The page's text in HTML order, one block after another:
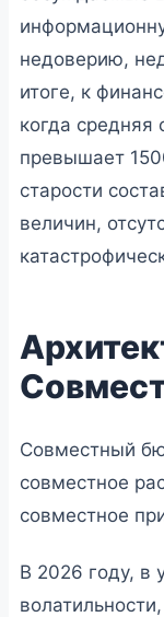
недоверию,
итоге, к
когда средняя
превышает
старости
величин,
Совместный
совместное
совместное
В 2026 году, в